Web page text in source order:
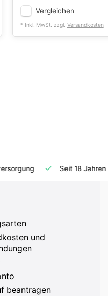
Vergleichen
* Inkl. MwSt. zzgl. Versandkosten
Seit 18 Jahren
und
beantragen